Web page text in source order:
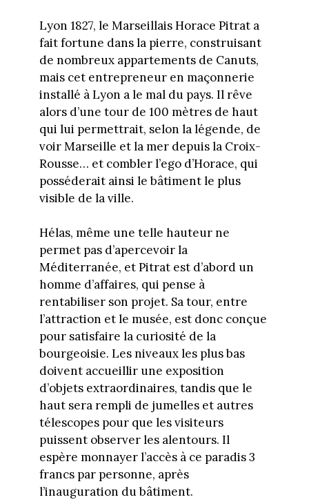
Lyon 1827, le Marseillais Horace Pitrat a
fait fortune dans la pierre, construisant
de nombreux appartements de Canuts,
mais cet entrepreneur en maçonnerie
installé à Lyon a le mal du pays. Il rêve
alors d’une tour de 100 mètres de haut
qui lui permettrait, selon la légende, de
voir Marseille et la mer depuis la Croix-
Rousse… et combler l’ego d’Horace, qui
posséderait ainsi le bâtiment le plus
visible de la ville.
Hélas, même une telle hauteur ne
permet pas d’apercevoir la
Méditerranée, et Pitrat est d’abord un
homme d’affaires, qui pense à
rentabiliser son projet. Sa tour, entre
l’attraction et le musée, est donc conçue
pour satisfaire la curiosité de la
bourgeoisie. Les niveaux les plus bas
doivent accueillir une exposition
d’objets extraordinaires, tandis que le
haut sera rempli de jumelles et autres
télescopes pour que les visiteurs
puissent observer les alentours. Il
espère monnayer l’accès à ce paradis 3
francs par personne, après
l’inauguration du bâtiment.